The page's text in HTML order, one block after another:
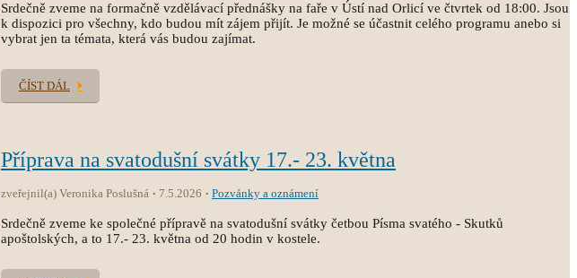
Srdečně zveme na formačně vzdělávací přednášky na faře v Ústí nad Orlicí ve čtvrtek od 18:00. Jsou
k dispozici pro všechny, kdo budou mít zájem přijít. Je možné se účastnit celého programu anebo si
vybrat jen ta témata, která vás budou zajímat.
ČÍST DÁL
Příprava na svatodušní svátky 17.- 23. května
zveřejnil(a) Veronika Poslušná 7.5.2026 Pozvánky a oznámení
Srdečně zveme ke společné přípravě na svatodušní svátky četbou Písma svatého - Skutků
apoštolských, a to 17.- 23. května od 20 hodin v kostele.